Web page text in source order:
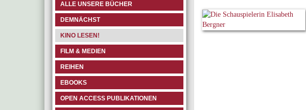
ALLE UNSERE BÜCHER
DEMNÄCHST
KINO LESEN!
FILM & MEDIEN
REIHEN
EBOOKS
OPEN ACCESS PUBLIKATIONEN